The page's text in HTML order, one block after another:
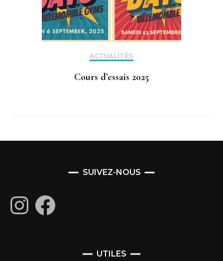
ACTUALITÉS
Cours d’essais 2025
SUIVEZ-NOUS
InstagramFacebook
UTILES